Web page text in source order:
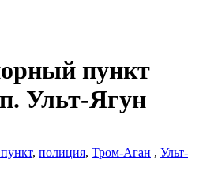
пункт
Ульт-Ягун
, полиция, Тром-Аган , Ульт-